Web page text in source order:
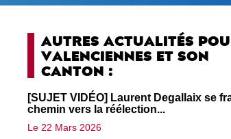
AUTRES ACTUALITÉS
VALENCIENNES ET SON
CANTON :
[SUJET VIDÉO] Laurent Degallaix se
chemin vers la réélection...
Le 22 Mars 2026